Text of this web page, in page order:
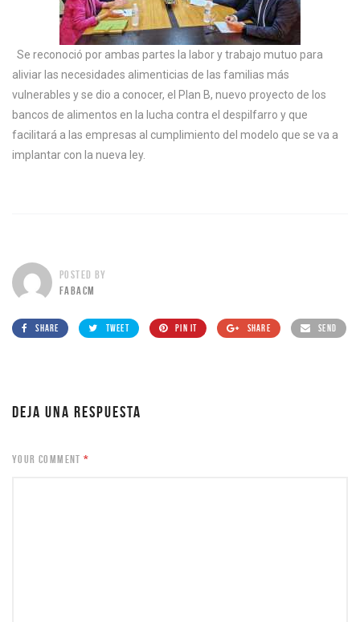
Se reconoció por ambas partes la labor y trabajo mutuo para
aliviar las necesidades alimenticias de las familias más
vulnerables y se dio a conocer, el Plan B, nuevo proyecto de los
bancos de alimentos en la lucha contra el despilfarro y que
facilitará a las empresas al cumplimiento del modelo que se va a
implantar con la nueva ley.
POSTED BY
FABACM
SHARE TWEET PIN IT SHARE SEND
DEJA UNA RESPUESTA
YOUR COMMENT*